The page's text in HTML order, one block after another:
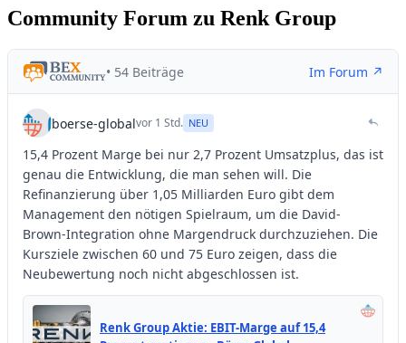
Community Forum zu Renk Group